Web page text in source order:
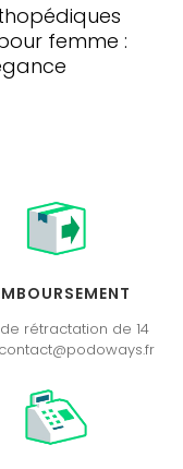
femme :
rétractation de 14